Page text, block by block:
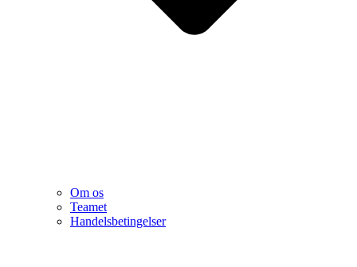
Om os
Teamet
Handelsbetingelser